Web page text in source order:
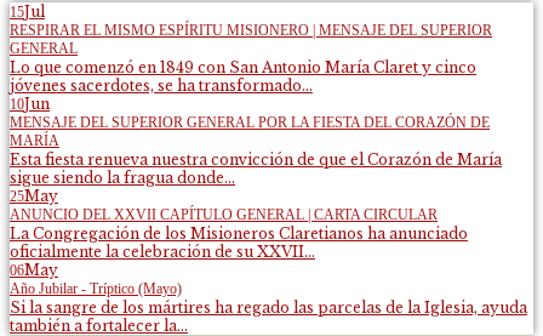
15Jul
RESPIRAR EL MISMO ESPÍRITU MISIONERO | MENSAJE DEL SUPERIOR
GENERAL
Lo que comenzó en 1849 con San Antonio María Claret y cinco
jóvenes sacerdotes, se ha transformado...
10Jun
MENSAJE DEL SUPERIOR GENERAL POR LA FIESTA DEL CORAZÓN DE
MARÍA
Esta fiesta renueva nuestra convicción de que el Corazón de María
sigue siendo la fragua donde...
25May
ANUNCIO DEL XXVII CAPÍTULO GENERAL | CARTA CIRCULAR
La Congregación de los Misioneros Claretianos ha anunciado
oficialmente la celebración de su XXVII...
06May
Año Jubilar - Tríptico (Mayo)
Si la sangre de los mártires ha regado las parcelas de la Iglesia, ayuda
también a fortalecer la...